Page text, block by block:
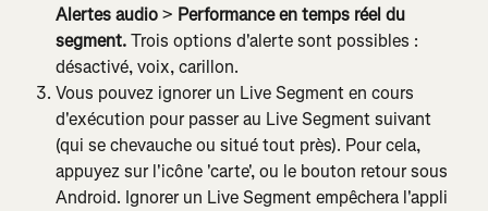
Alertes audio > Performance en temps réel du
segment. Trois options d'alerte sont possibles :
désactivé, voix, carillon.
Vous pouvez ignorer un Live Segment en cours
d'exécution pour passer au Live Segment suivant
(qui se chevauche ou situé tout près). Pour cela,
appuyez sur l'icône 'carte', ou le bouton retour sous
Android. Ignorer un Live Segment empêchera l'appli